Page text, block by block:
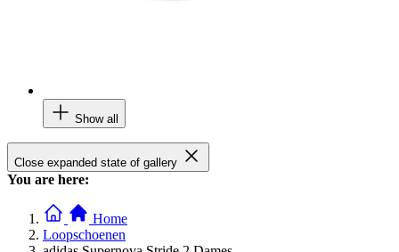
Show all
Close expanded state of gallery
You are here:
Home
Loopschoenen